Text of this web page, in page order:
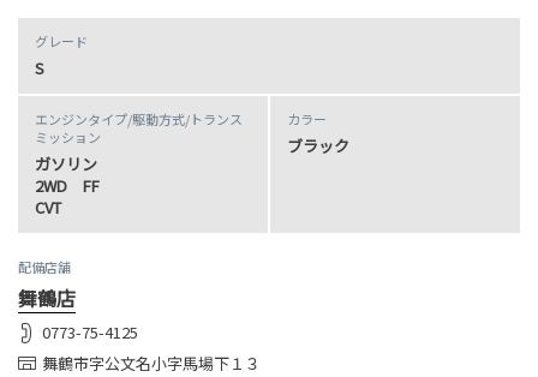
グレード
S
エンジンタイプ/駆動方式/トランス
ミッション
ガソリン
2WD FF
CVT
カラー
ブラック
配備店舗
舞鶴店
0773-75-4125
舞鶴市字公文名小字馬場下１３